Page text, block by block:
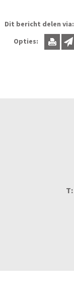
Dit bericht delen via:
Opties:
T: